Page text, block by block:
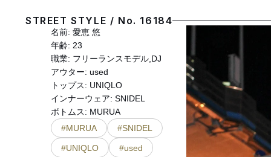
STREET STYLE / No. 16184
名前: 愛恵 悠
年齢: 23
職業: フリーランスモデル,DJ
アウター: used
トップス: UNIQLO
インナーウェア: SNIDEL
ボトムス: MURUA
#MURUA
#SNIDEL
#UNIQLO #used